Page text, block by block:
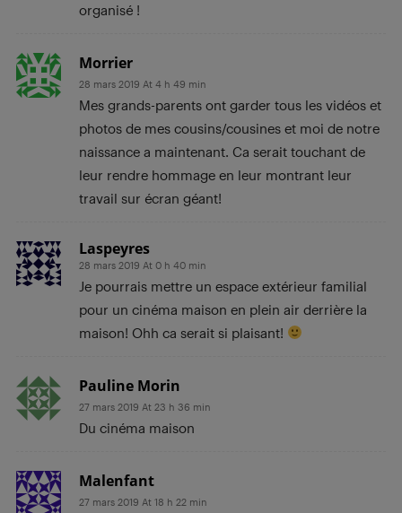
organisé !
Morrier
28 mars 2019 At 4 h 49 min
Mes grands-parents ont garder tous les vidéos et
photos de mes cousins/cousines et moi de notre
naissance a maintenant. Ca serait touchant de
leur rendre hommage en leur montrant leur
travail sur écran géant!
Laspeyres
28 mars 2019 At 0 h 40 min
Je pourrais mettre un espace extérieur familial
pour un cinéma maison en plein air derrière la
maison! Ohh ca serait si plaisant!
Pauline Morin
27 mars 2019 At 23 h 36 min
Du cinéma maison
Malenfant
27 mars 2019 At 18 h 22 min